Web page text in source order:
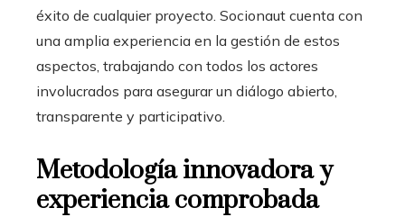
éxito de cualquier proyecto. Socionaut cuenta con
una amplia experiencia en la gestión de estos
aspectos, trabajando con todos los actores
involucrados para asegurar un diálogo abierto,
transparente y participativo.
Metodología innovadora y
experiencia comprobada